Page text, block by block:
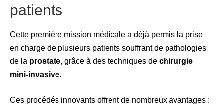
patients
Cette première mission médicale a déjà permis la prise
en charge de plusieurs patients souffrant de pathologies
de la prostate, grâce à des techniques de chirurgie
mini-invasive.
Ces procédés innovants offrent de nombreux avantages :